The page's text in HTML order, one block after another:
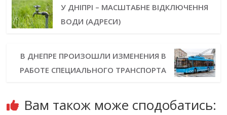
У ДНІПРІ – МАСШТАБНЕ ВІДКЛЮЧЕННЯ
ВОДИ (АДРЕСИ)
В ДНЕПРЕ ПРОИЗОШЛИ ИЗМЕНЕНИЯ В
РАБОТЕ СПЕЦИАЛЬНОГО ТРАНСПОРТА
Вам також може сподобатись: